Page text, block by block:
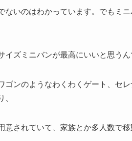
ないのはわかっています。でもミ
ズミニバンが最高にいいと思うん
ゴンのようなわくわくゲート、セ
、
意されていて、家族とか多人数で